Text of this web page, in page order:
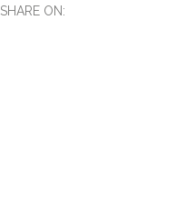
SHARE ON: